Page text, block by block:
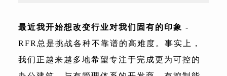
最近我开始想改变行业对我们固有的印象 -
RFR总是挑战各种不靠谱的高难度。事实上，
我们正越来越多地希望专注于完成更为可控的